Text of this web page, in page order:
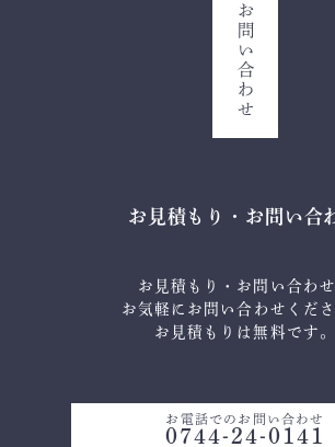
お問い合わせ
お見積もり・お問い合
お見積もり・お問い合わ
お気軽にお問い合わせくださ
お見積もりは無料です。
お電話でのお問い合わせ
0744-24-0141